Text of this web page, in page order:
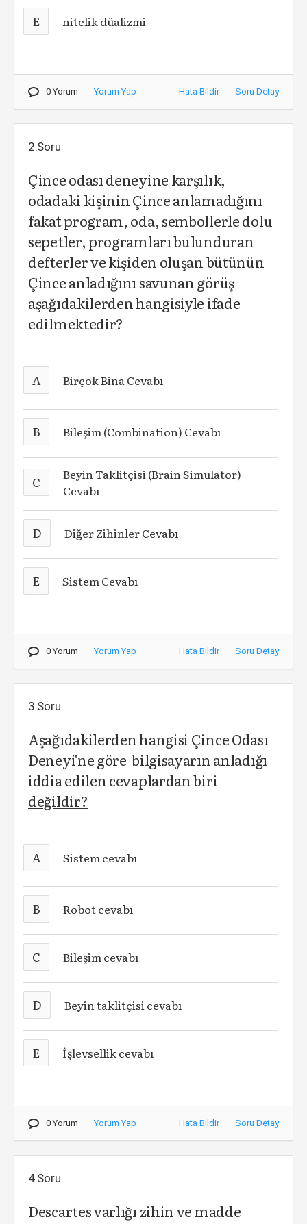
E nitelik düalizmi
0 Yorum Yorum Yap Hata Bildir Soru Detay
2.Soru
Çince odası deneyine karşılık,
odadaki kişinin Çince anlamadığını
fakat program, oda, sembollerle dolu
sepetler, prog­ramları bulunduran
defterler ve kişiden oluşan bütünün
Çince anladığını savunan görüş
aşağıdakilerden hangisiyle ifade
edilmektedir?
A Birçok Bina Cevabı
B Bileşim (Combination) Cevabı
C
Beyin Taklitçisi (Brain Simulator)
Cevabı
D Diğer Zihinler Cevabı
E Sistem Cevabı
0 Yorum Yorum Yap Hata Bildir Soru Detay
3.Soru
Aşağıdakilerden hangisi Çince Odası
Deneyi'ne göre bilgisayarın anladığı
iddia edilen cevaplardan biri
değildir?
A Sistem cevabı
B Robot cevabı
C Bileşim cevabı
D Beyin taklitçisi cevabı
E İşlevsellik cevabı
0 Yorum Yorum Yap Hata Bildir Soru Detay
4.Soru
Descartes varlığı zihin ve madde